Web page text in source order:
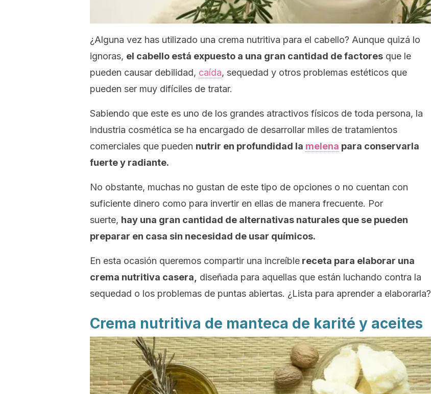
¿Alguna vez has utilizado una crema nutritiva para el cabello? Aunque quizá lo
ignoras, el cabello está expuesto a una gran cantidad de factores que le
pueden causar debilidad, caída, sequedad y otros problemas estéticos que
pueden ser muy difíciles de tratar.
Sabiendo que este es uno de los grandes atractivos físicos de toda persona, la
industria cosmética se ha encargado de desarrollar miles de tratamientos
comerciales que pueden nutrir en profundidad la melena para conservarla
fuerte y radiante.
No obstante, muchas no gustan de este tipo de opciones o no cuentan con
suficiente dinero como para invertir en ellas de manera frecuente. Por
suerte, hay una gran cantidad de alternativas naturales que se pueden
preparar en casa sin necesidad de usar químicos.
En esta ocasión queremos compartir una increíble receta para elaborar una
crema nutritiva casera,
diseñada para aquellas que están luchando contra la
sequedad o los problemas de puntas abiertas. ¿Lista para aprender a elaborarla?
Crema nutritiva de manteca de karité y aceites